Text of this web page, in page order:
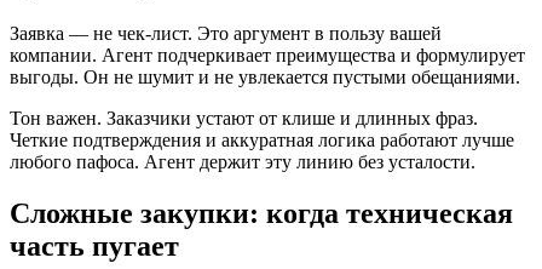
Заявка — не чек-лист. Это аргумент в пользу вашей
компании. Агент подчеркивает преимущества и формулирует
выгоды. Он не шумит и не увлекается пустыми обещаниями.
Тон важен. Заказчики устают от клише и длинных фраз.
Четкие подтверждения и аккуратная логика работают лучше
любого пафоса. Агент держит эту линию без усталости.
Сложные закупки: когда техническая
часть пугает